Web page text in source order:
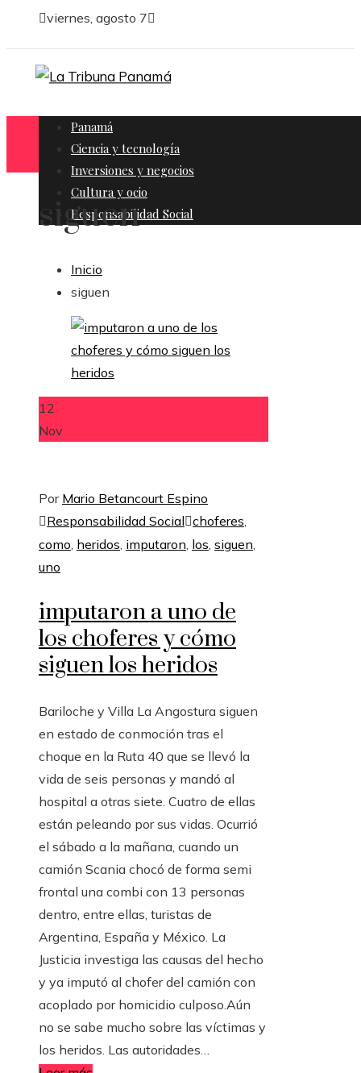
viernes, agosto 7
Panamá
Ciencia y tecnología
Inversiones y negocios
Cultura y ocio
Responsabilidad Social
siguen
Inicio
siguen
12
Nov
Por Mario Betancourt Espino
Responsabilidad Social choferes
como heridos imputaron los siguen
uno
imputaron a uno de
los choferes y cómo
siguen los heridos
Bariloche y Villa La Angostura siguen
en estado de conmoción tras el
choque en la Ruta 40 que se llevó la
vida de seis personas y mandó al
hospital a otras siete. Cuatro de ellas
están peleando por sus vidas. Ocurrió
el sábado a la mañana, cuando un
camión Scania chocó de forma semi
frontal una combi con 13 personas
dentro, entre ellas, turistas de
Argentina, España y México. La
Justicia investiga las causas del hecho
y ya imputó al chofer del camión con
acoplado por homicidio culposo.Aún
no se sabe mucho sobre las víctimas y
los heridos. Las autoridades…